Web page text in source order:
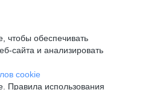
чтобы обеспечивать
сайта и анализировать
cookie
Правила использования